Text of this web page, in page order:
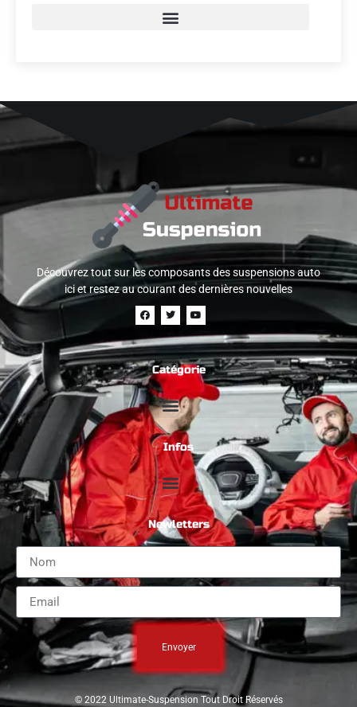
Découvrez tout sur les composants des suspensions auto
ici et restez au courant des dernières nouvelles
Catégorie
Infos
Newletters
Envoyer
© 2022 Ultimate-Suspension Tout Droit Réservés